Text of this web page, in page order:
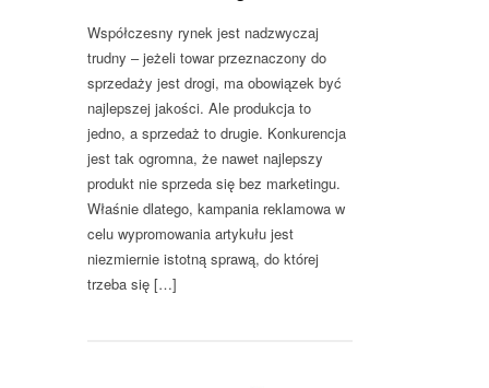
Współczesny rynek jest nadzwyczaj
trudny – jeżeli towar przeznaczony do
sprzedaży jest drogi, ma obowiązek być
najlepszej jakości. Ale produkcja to
jedno, a sprzedaż to drugie. Konkurencja
jest tak ogromna, że nawet najlepszy
produkt nie sprzeda się bez marketingu.
Właśnie dlatego, kampania reklamowa w
celu wypromowania artykułu jest
niezmiernie istotną sprawą, do której
trzeba się […]